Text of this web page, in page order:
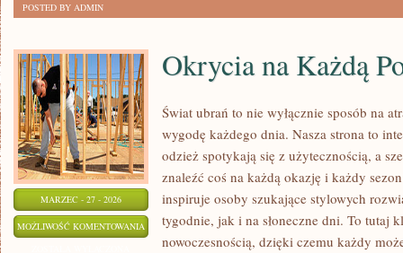
POSTED BY ADMIN
MARZEC - 27 - 2026
MOŻLIWOŚĆ KOMENTOWANIA OKRYCIA
Okrycia na Każdą
Świat ubrań to nie wyłącznie sposób na
wygodę każdego dnia. Nasza strona to
odzież spotykają się z użytecznością, a
znaleźć coś na każdą okazję i każdy
inspiruje osoby szukające stylowych
tygodnie, jak i na słoneczne dni. To tutaj
nowoczesnością, dzięki czemu każdy